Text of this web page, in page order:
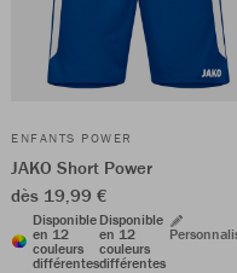
ENFANTS POWER
JAKO Short Power
dès 19,99 €
Disponible
en 12
couleurs
différentes
Disponible
en 12
couleurs
différentes